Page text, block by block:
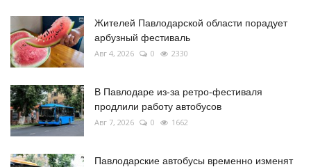
Жителей Павлодарской области порадует
арбузный фестиваль
Авг 4, 2026 0 2330
В Павлодаре из-за ретро-фестиваля
продлили работу автобусов
Авг 7, 2026 0 1662
Павлодарские автобусы временно изменят